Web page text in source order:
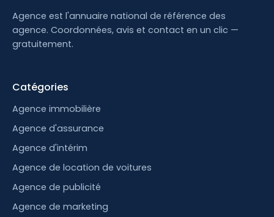
Agence est l'annuaire national de référence des
agence. Coordonnées, avis et contact en un clic —
gratuitement.
Catégories
Agence immobilière
Agence d'assurance
Agence d'intérim
Agence de location de voitures
Agence de publicité
Agence de marketing